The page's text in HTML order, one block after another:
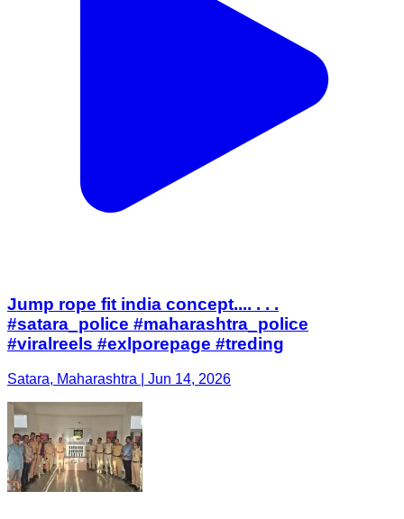
Jump rope fit india concept.... . . .
#satara_police #maharashtra_police
#viralreels #exlporepage #treding
Satara, Maharashtra | Jun 14, 2026